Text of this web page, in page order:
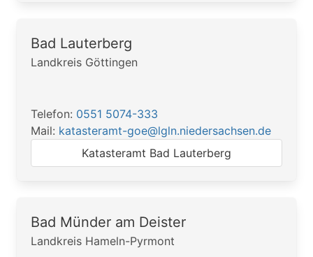
Bad Lauterberg
Landkreis Göttingen
Telefon: 0551 5074-333
Mail: katasteramt-goe@lgln.niedersachsen.de
Katasteramt Bad Lauterberg
Bad Münder am Deister
Landkreis Hameln-Pyrmont